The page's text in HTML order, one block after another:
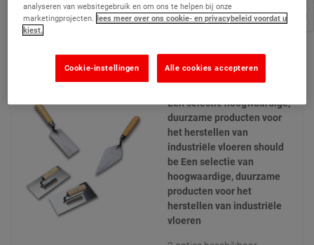
Filters ...
Troffel & Stalen spaan
Een selectie hoogwaardige,
duurzame producten voor
het herstellen van
industriële vloeren should
be Een selectie van
hoogwaardige, duurzame
producten voor het
herstellen van industriële
vloeren
analyseren van websitegebruik en om ons te helpen bij onze
marketingprojecten. lees meer over ons cookie- en privacybeleid voordat u
kiest.
Alle cookies accepteren
Cookie-instellingen